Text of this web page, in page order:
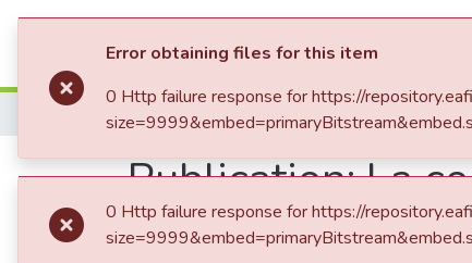
Communities &
Home
Publication:La
verguenza, en
Error obtaining files for this item
0 Http failure response for https://
0 Http failure response for https://